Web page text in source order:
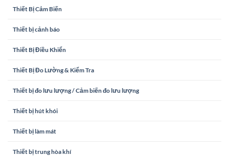
Thiết Bị Cảm Biến
Thiết bị cảnh báo
Thiết Bị Điều Khiển
Thiết Bị Đo Lường & Kiểm Tra
Thiết bị đo lưu lượng / Cảm biến đo lưu lượng
Thiết bị hút khói
Thiết bị làm mát
Thiết bị trung hòa khí